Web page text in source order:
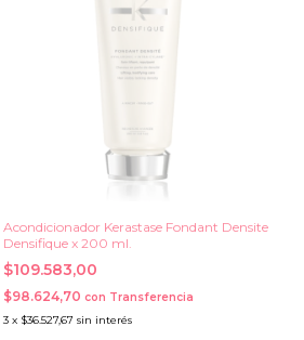
Acondicionador Kerastase Fondant Densite
Densifique x 200 ml.
$109.583,00
$98.624,70 con Transferencia
3 x $36.527,67 sin interés